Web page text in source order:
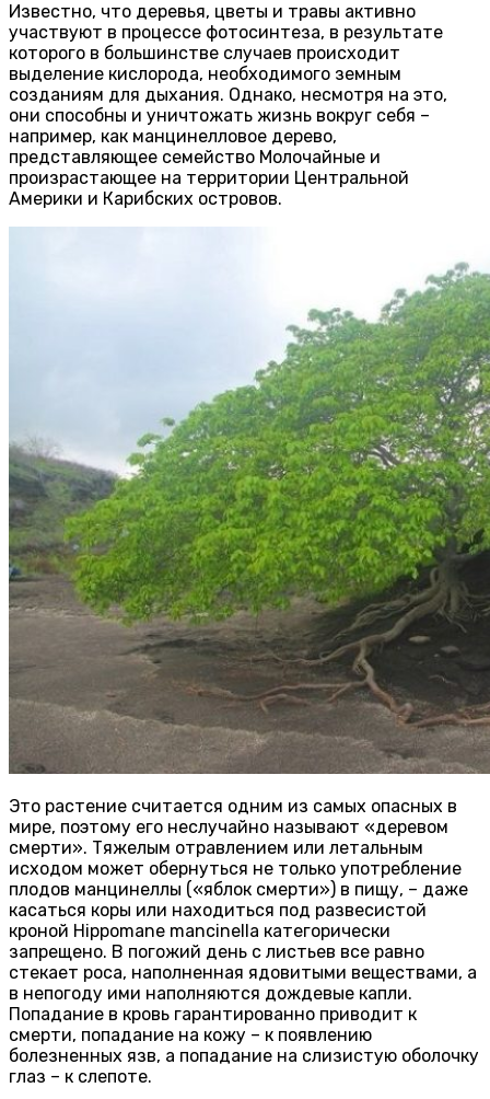
Известно, что деревья, цветы и травы активно
участвуют в процессе фотосинтеза, в результате
которого в большинстве случаев происходит
выделение кислорода, необходимого земным
созданиям для дыхания. Однако, несмотря на это,
они способны и уничтожать жизнь вокруг себя –
например, как манцинелловое дерево,
представляющее семейство Молочайные и
произрастающее на территории Центральной
Америки и Карибских островов.
Это растение считается одним из самых опасных в
мире, поэтому его неслучайно называют «деревом
смерти». Тяжелым отравлением или летальным
исходом может обернуться не только употребление
плодов манцинеллы («яблок смерти») в пищу, – даже
касаться коры или находиться под развесистой
кроной Hippomane mancinella категорически
запрещено. В погожий день с листьев все равно
стекает роса, наполненная ядовитыми веществами, а
в непогоду ими наполняются дождевые капли.
Попадание в кровь гарантированно приводит к
смерти, попадание на кожу – к появлению
болезненных язв, а попадание на слизистую оболочку
глаз – к слепоте.